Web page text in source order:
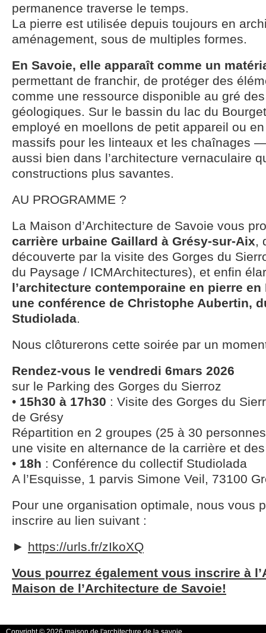
permanence traverse le temps.
La pierre est utilisée depuis toujours en
aménagement, sous de multiples formes.
En Savoie, elle apparaît comme un
permettant de franchir, de protéger des
comme une ressource disponible au gré
géologiques. Sur le bassin du lac du
employé en moellons de petit appareil ou
massifs pour les linteaux et les chaînages
aussi bien dans l’architecture vernaculaire
constructions plus savantes.
AU PROGRAMME ?
La Maison d’Architecture de Savoie vous
carrière urbaine Gaillard à Grésy-sur-Aix,
découverte par la visite des Gorges du
du Paysage / ICMArchitectures), et enfin
l’architecture contemporaine en pierre en
une conférence de Christophe Aubertin,
Studiolada.
Nous clôturerons cette soirée par un
Rendez-vous le vendredi 6mars 2026
sur le Parking des Gorges du Sierroz
• 15h30 à 17h30 : Visite des Gorges du
de Grésy
Répartition en 2 groupes (25 à 30
une visite en alternance de la carrière et
• 18h : Conférence du collectif Studiolada
A l’Esquisse, 1 parvis Simone Veil, 73100
Pour une organisation optimale, nous vous
inscrire au lien suivant :
► https://urls.fr/zIkoXQ
Vous pourrez également vous inscrire à
Maison de l’Architecture de Savoie!